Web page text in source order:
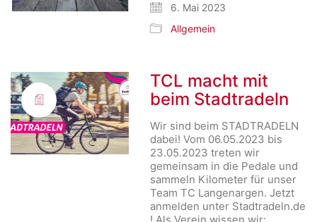
6. Mai 2023
Allgemein
TCL macht mit
beim Stadtradeln
Wir sind beim STADTRADELN
dabei! Vom 06.05.2023 bis
23.05.2023 treten wir
gemeinsam in die Pedale und
sammeln Kilometer für unser
Team TC Langenargen. Jetzt
anmelden unter Stadtradeln.de